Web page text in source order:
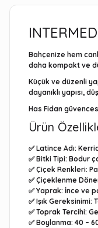
Bahçenize hem
daha kompakt ve
Küçük ve düzenli
dayanıklı yapısı,
Has Fidan
Ürün
✅Latince Adı:
✅Bitki Tipi: Bodur
✅Çiçek Renkleri:
✅Çiçeklenme
✅Yaprak: İnce ve
✅Işık Gereksinimi:
✅Toprak Tercihi:
✅Boylanma: 40 –